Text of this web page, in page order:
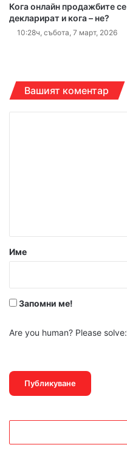
Кога онлайн продажбите се
декларират и кога – не?
10:28ч, събота, 7 март, 2026
Вашият коментар
р
Име
Запомни ме!
Are you human? Please solve: